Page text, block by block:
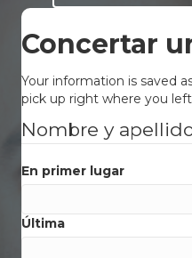
Concertar
Your information is saved
pick up right where you
Nombre y
En primer lugar
Última